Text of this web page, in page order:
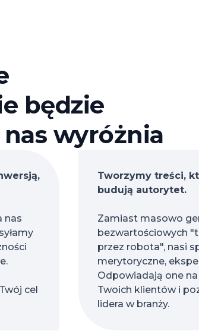
będzie
wyróżnia
nas
cel
Tworzymy treści,
budują autorytet.
Zamiast masowo
bezwartościowych
przez robota", nasi
merytoryczne,
Odpowiadają one
Twoich klientów i
lidera w branży.